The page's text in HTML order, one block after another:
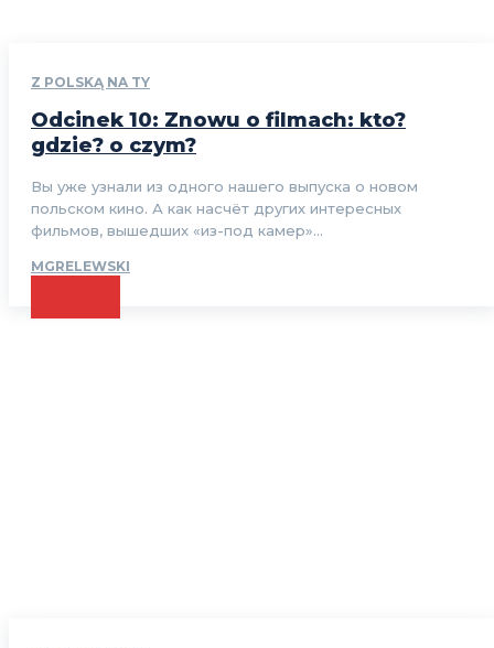
Z POLSKĄ NA TY
Odcinek 10: Znowu o filmach: kto?
gdzie? o czym?
Вы уже узнали из одного нашего выпуска о новом
польском кино. А как насчёт других интересных
фильмов, вышедших «из-под камер»...
MGRELEWSKI